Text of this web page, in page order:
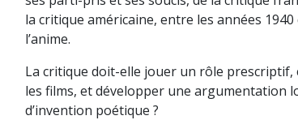
la critique américaine, entre les années
l’anime.
La critique doit-elle jouer un rôle prescriptif,
les films, et développer une argumentation
d’invention poétique ?